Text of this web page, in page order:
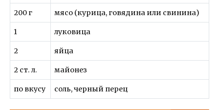
200 г мясо (курица, говядина или свинина)
1 луковица
2 яйца
2 ст. л. майонез
по вкусу соль, черный перец